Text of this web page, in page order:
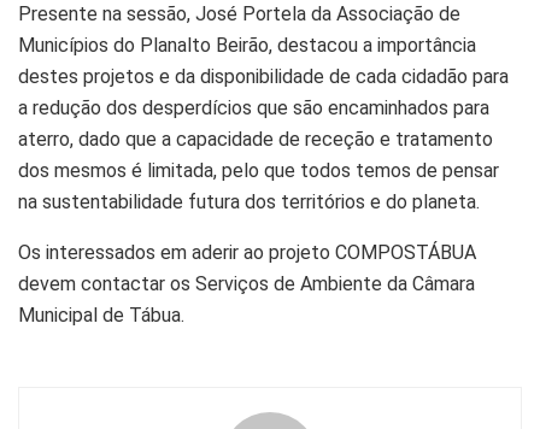
Presente na sessão, José Portela da Associação de
Municípios do Planalto Beirão, destacou a importância
destes projetos e da disponibilidade de cada cidadão para
a redução dos desperdícios que são encaminhados para
aterro, dado que a capacidade de receção e tratamento
dos mesmos é limitada, pelo que todos temos de pensar
na sustentabilidade futura dos territórios e do planeta.
Os interessados em aderir ao projeto COMPOSTÁBUA
devem contactar os Serviços de Ambiente da Câmara
Municipal de Tábua.